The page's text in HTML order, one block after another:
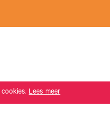
cookies.Lees meer